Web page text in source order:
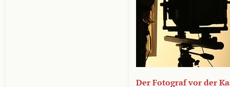
Der Fotograf vor der